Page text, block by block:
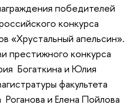
победителей
конкурса
«Хрустальный апельсин».
престижного конкурса
Богаткина и Юлия
факультета
и Елена Пойлова